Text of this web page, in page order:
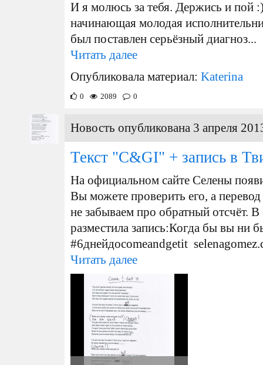
И я молюсь за тебя. Держись и пой
начинающая молодая
был поставлен серьёзный диагноз...
Читать далее
Опубликовала материал: Katerina
0 2089 0
Новость опубликована 3 апреля
Текст "C&GI" + запись в
На официальном сайте Селены
Вы можете проверить его, а
н е забываем про обратный отсчёт.
разместила запись:Когда бы вы ни
#6днейдоcomeandgetit
Читать далее